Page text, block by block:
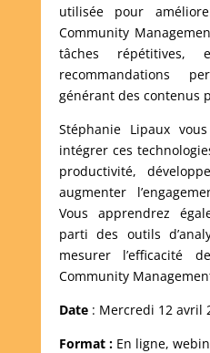
utilisée pour
Community
tâches répétitives,
recommandations
générant des contenus
Stéphanie Lipaux
intégrer ces
productivité,
augmenter
Vous apprendrez
parti des outils
mesurer l’efficacité
Community
Date: Mercredi 12 avril
Format :En ligne,